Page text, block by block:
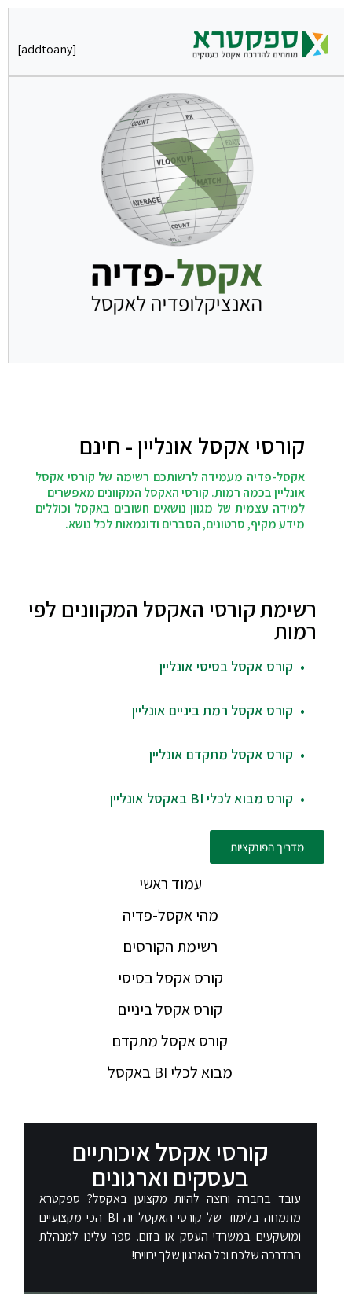
[addtoany]
קורסי אקסל אונליין - חינם
אקסל-פדיה מעמידה לרשותכם רשימה של קורסי אקסל
אונליין בכמה רמות. קורסי האקסל המקוונים מאפשרים
למידה עצמית של מגוון נושאים חשובים באקסל וכוללים
מידע מקיף, סרטונים, הסברים ודוגמאות לכל נושא.
רשימת קורסי האקסל המקוונים לפי
רמות
קורס אקסל בסיסי אונליין
קורס אקסל רמת ביניים אונליין
קורס אקסל מתקדם אונליין
קורס מבוא לכלי BI באקסל אונליין
מדריך הפונקציות
עמוד ראשי
מהי אקסל-פדיה
רשימת הקורסים
קורס אקסל בסיסי
קורס אקסל ביניים
קורס אקסל מתקדם
מבוא לכלי BI באקסל
קורסי אקסל איכותיים
בעסקים וארגונים​
עובד בחברה ורוצה להיות מקצוען באקסל? ספקטרא
מתמחה בלימוד של קורסי האקסל וה BI הכי מקצועיים
ומושקעים במשרדי העסק או בזום. ספר עלינו למנהלת
ההדרכה שלכם וכל הארגון שלך ירוויח!